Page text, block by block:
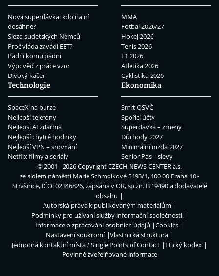
Nová superdávka: kdo na ní
dosáhne?
Sjezd sudetských Němců
Proč vláda zavádí EET?
Padni komu padni
Výpověď z práce vzor
Divoký kačer
MMA
Fotbal 2026/27
Hokej 2026
Tenis 2026
F1 2026
Atletika 2026
Cyklistika 2026
Technologie
SpaceX na burze
Nejlepší telefony
Nejlepší AI zdarma
Nejlepší chytré hodinky
Nejlepší VPN – srovnání
Netflix filmy a seriály
Ekonomika
Smrt OSVČ
Spořicí účty
Superdávka – změny
Důchody 2027
Minimální mzda 2027
Senior Pas – slevy
© 2001 - 2026 CopyrightCZECH NEWS CENTER a.s.
se sídlem náměstí Marie Schmolkové 3493/1, 100 00 Praha 10 -
Strašnice, IČO: 02346826, zapsána v OR, sp.zn. B 19490 a dodavatelé
obsahu
Autorská práva k publikovaným materiálům
Podmínky pro užívání služby informační společnosti
Informace o zpracování osobních údajů
Cookies
Nastavení soukromí
Vlastnická struktura
Jednotná kontaktní místa / Single Points of Contact
Etický kodex
Povinně zveřejňované informace